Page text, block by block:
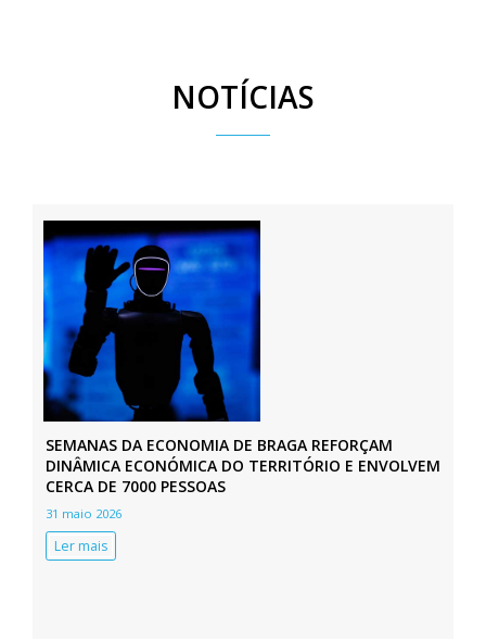
NOTÍCIAS
SEMANAS DA ECONOMIA DE BRAGA REFORÇAM
DINÂMICA ECONÓMICA DO TERRITÓRIO E ENVOLVEM
CERCA DE 7000 PESSOAS
31 maio 2026
Ler mais